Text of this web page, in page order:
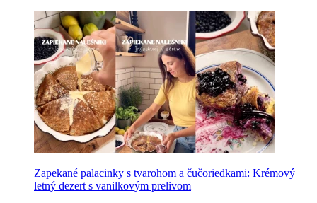
Zapekané palacinky s tvarohom a čučoriedkami: Krémový
letný dezert s vanilkovým prelivom